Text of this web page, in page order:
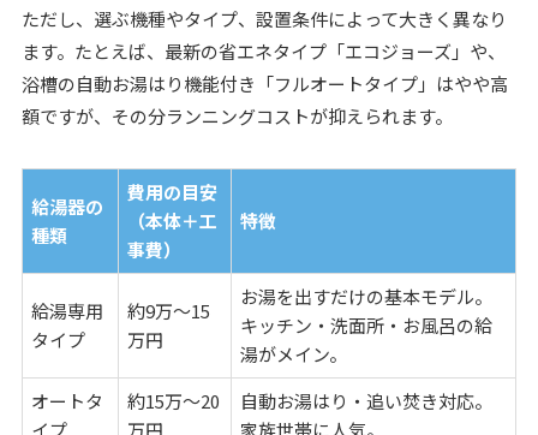
ただし、選ぶ機種やタイプ、設置条件によって大きく異なり
ます。たとえば、最新の省エネタイプ「エコジョーズ」や、
浴槽の自動お湯はり機能付き「フルオートタイプ」はやや高
額ですが、その分ランニングコストが抑えられます。
給湯器の
種類
費用の目安
（本体＋工
事費）
特徴
給湯専用
タイプ
約9万～15
万円
お湯を出すだけの基本モデル。
キッチン・洗面所・お風呂の給
湯がメイン。
オートタ
イプ
約15万～20
万円
自動お湯はり・追い焚き対応。
家族世帯に人気。